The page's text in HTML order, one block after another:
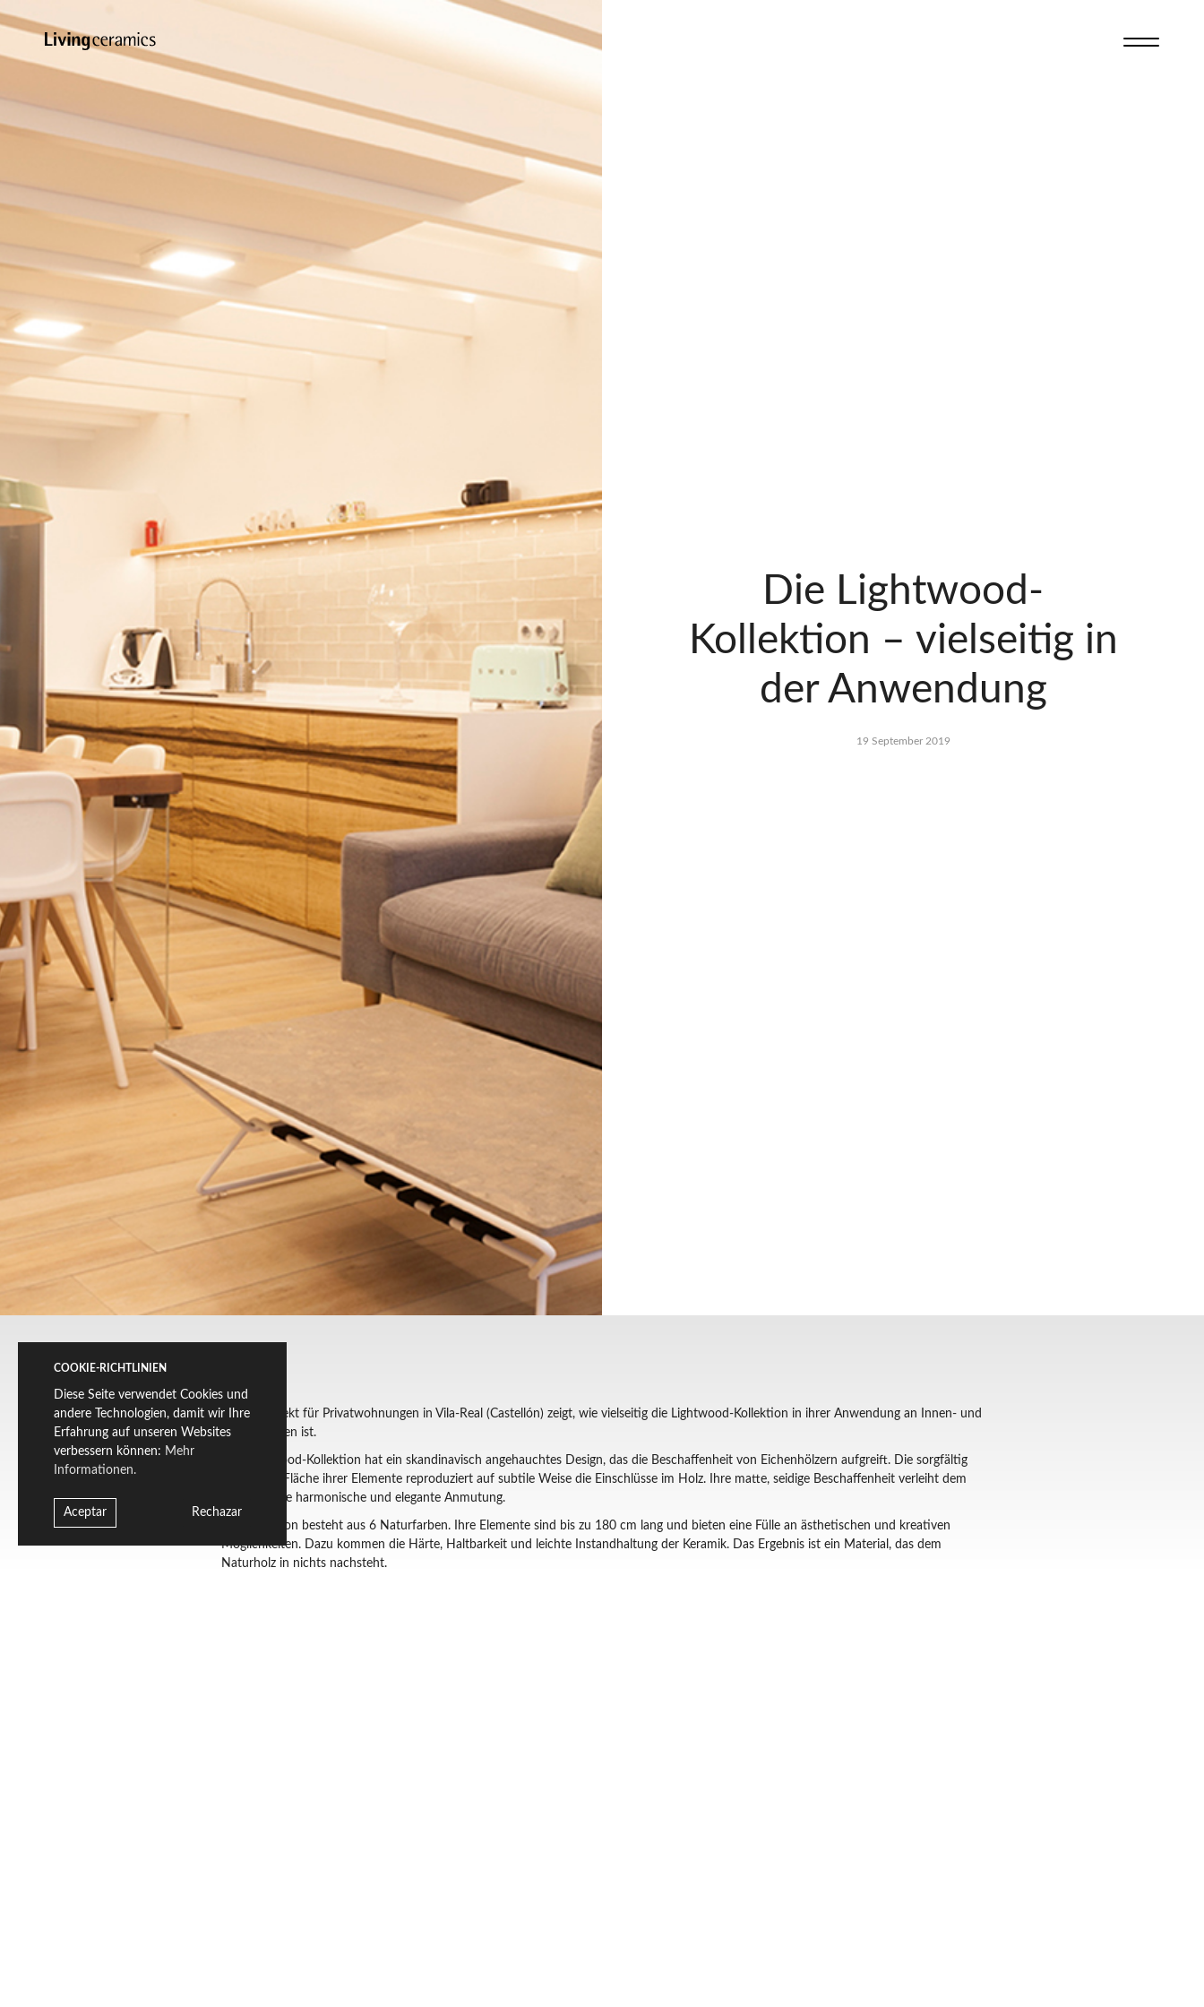
Die Lightwood-
Kollektion – vielseitig in
der Anwendung
19 September 2019
Dieses Projekt für Privatwohnungen in Vila-Real (Castellón) zeigt, wie vielseitig die Lightwood-Kollektion in ihrer Anwendung an Innen- und
Außenflächen ist.
Die Lightwood-Kollektion hat ein skandinavisch angehauchtes Design, das die Beschaffenheit von Eichenhölzern aufgreift. Die sorgfältig
gebürstete Fläche ihrer Elemente reproduziert auf subtile Weise die Einschlüsse im Holz. Ihre matte, seidige Beschaffenheit verleiht dem
Resultat eine harmonische und elegante Anmutung.
Die Kollektion besteht aus 6 Naturfarben. Ihre Elemente sind bis zu 180 cm lang und bieten eine Fülle an ästhetischen und kreativen
Möglichkeiten. Dazu kommen die Härte, Haltbarkeit und leichte Instandhaltung der Keramik. Das Ergebnis ist ein Material, das dem
Naturholz in nichts nachsteht.
COOKIE-RICHTLINIEN
Diese Seite verwendet Cookies und
andere Technologien, damit wir Ihre
Erfahrung auf unseren Websites
verbessern können: Mehr
Informationen.
Aceptar Rechazar